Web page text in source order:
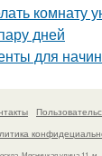
комнату
дней
для